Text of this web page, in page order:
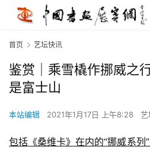
首页 艺坛快讯
鉴赏｜乘雪橇作挪威之
是富士山
本站编辑 2021年1月17日 上午8:28 艺
包括《桑维卡》在内的“挪威系